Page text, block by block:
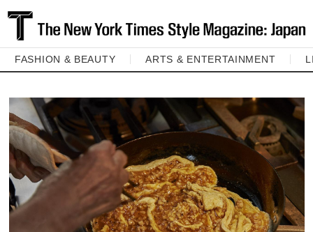
FASHION & BEAUTY ARTS & ENTERTAINMENT